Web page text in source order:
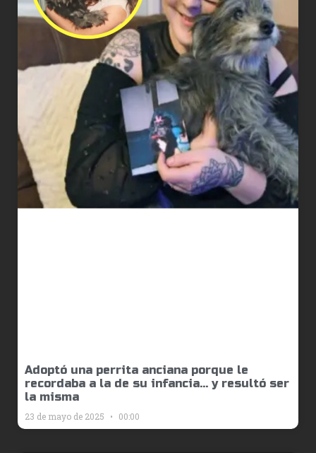
Adoptó una perrita anciana porque le
recordaba a la de su infancia… y resultó ser
la misma
23 de mayo de 2025 00:00